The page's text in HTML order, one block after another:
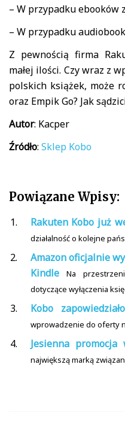
– W przypadku ebooków
– W przypadku
Z pewnością firma
małej ilości. Czy wraz z
polskich książek, może
oraz Empik Go? Jak
Autor: Kacper
Źródło: Sklep Kobo
Powiązane Wpisy:
Rakuten Kobo już
działalność o kolejne
Amazon oficjalnie
Kindle
Na
dotyczące wyłączenia
Kobo
wprowadzenie do oferty
Jesienna promocja
największą marką